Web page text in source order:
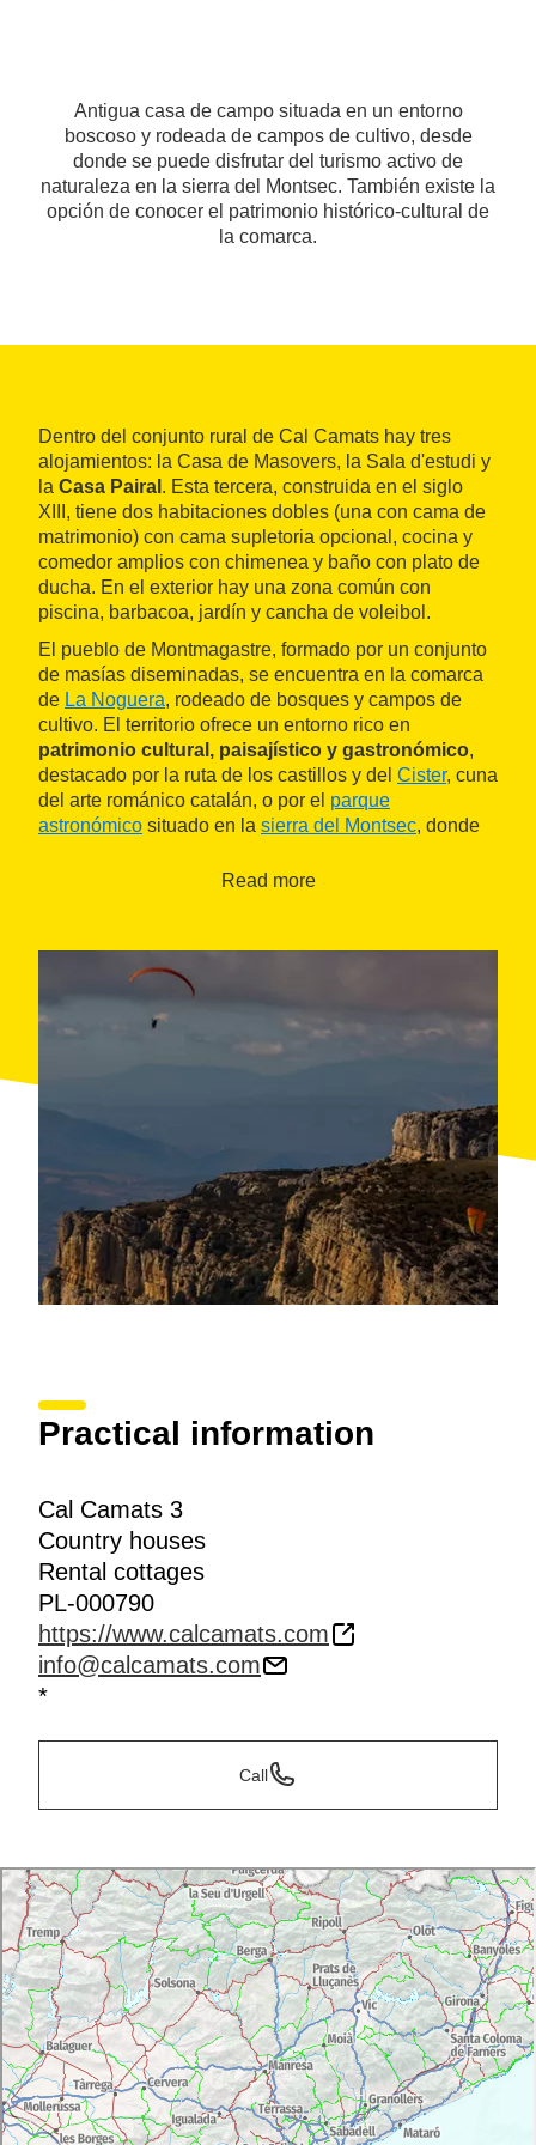
Antigua casa de campo situada en un entorno
boscoso y rodeada de campos de cultivo, desde
donde se puede disfrutar del turismo activo de
naturaleza en la sierra del Montsec. También existe la
opción de conocer el patrimonio histórico-cultural de
la comarca.
Dentro del conjunto rural de Cal Camats hay tres
alojamientos: la Casa de Masovers, la Sala d'estudi y
la Casa Pairal . Esta tercera, construida en el siglo
XIII, tiene dos habitaciones dobles (una con cama de
matrimonio) con cama supletoria opcional, cocina y
comedor amplios con chimenea y baño con plato de
ducha. En el exterior hay una zona común con
piscina, barbacoa, jardín y cancha de voleibol.
El pueblo de Montmagastre, formado por un conjunto
de masías diseminadas, se encuentra en la comarca
de La Noguera, rodeado de bosques y campos de
cultivo. El territorio ofrece un entorno rico en
patrimonio cultural, paisajístico y gastronómico,
destacado por la ruta de los castillos y del Cister, cuna
del arte románico catalán, o por el parque
astronómico situado en la sierra del Montsec, donde
aventura como la espeleología o la escalada.
Read more
Practical information
Cal Camats 3
Country houses
Rental cottages
PL-000790
https://www.calcamats.com
info@calcamats.com
*
Call